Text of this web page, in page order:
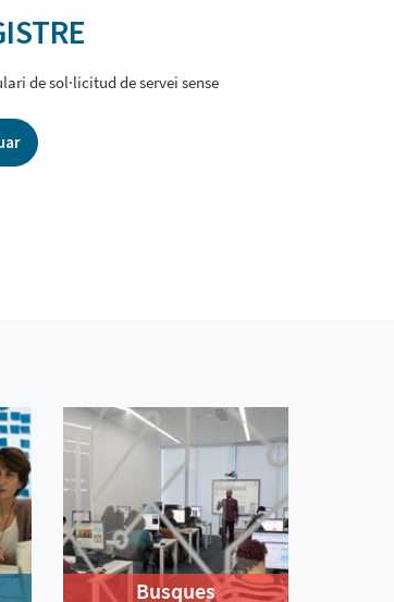
de sol·licitud de servei sense
Busques